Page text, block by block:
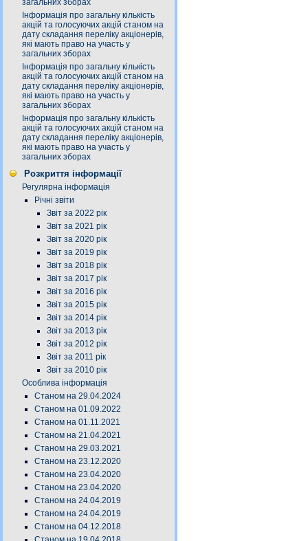
загальних зборах
Інформація про загальну кількість
акцій та голосуючих акцій станом на
дату складання переліку акціонерів,
які мають право на участь у
загальних зборах
Інформація про загальну кількість
акцій та голосуючих акцій станом на
дату складання переліку акціонерів,
які мають право на участь у
загальних зборах
Інформація про загальну кількість
акцій та голосуючих акцій станом на
дату складання переліку акціонерів,
які мають право на участь у
загальних зборах
Розкриття інформації
Регулярна інформація
Річні звіти
Звіт за 2022 рік
Звіт за 2021 рік
Звіт за 2020 рік
Звіт за 2019 рік
Звіт за 2018 рік
Звіт за 2017 рік
Звіт за 2016 рік
Звіт за 2015 рік
Звіт за 2014 рік
Звіт за 2013 рік
Звіт за 2012 рік
Звіт за 2011 рік
Звіт за 2010 рік
Особлива інформація
Станом на 29.04.2024
Станом на 01.09.2022
Станом на 01.11.2021
Станом на 21.04.2021
Станом на 29.03.2021
Станом на 23.12.2020
Станом на 23.04.2020
Станом на 23.04.2020
Станом на 24.04.2019
Станом на 24.04.2019
Станом на 04.12.2018